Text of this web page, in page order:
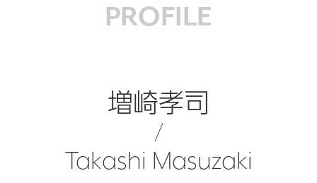
PROFILE
増崎孝司
/
Takashi Masuzaki